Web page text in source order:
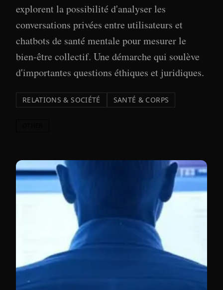
explorent la possibilité d'analyser les
conversations privées entre utilisateurs et
chatbots de santé mentale pour mesurer le
bien-être collectif. Une démarche qui soulève
d'importantes questions éthiques et juridiques.
RELATIONS & SOCIÉTÉ SANTÉ & CORPS